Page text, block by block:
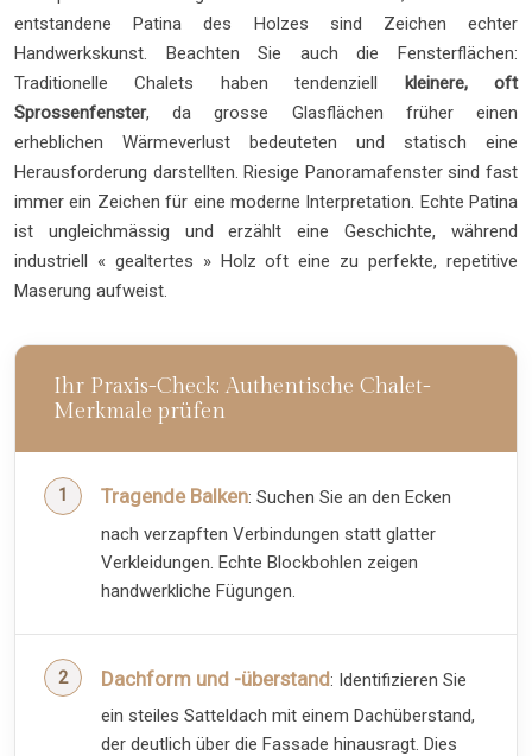
entstandene Patina des Holzes sind Zeichen echter
Handwerkskunst. Beachten Sie auch die Fensterflächen:
Traditionelle Chalets haben tendenziell kleinere, oft
Sprossenfenster, da grosse Glasflächen früher einen
erheblichen Wärmeverlust bedeuteten und statisch eine
Herausforderung darstellten. Riesige Panoramafenster sind fast
immer ein Zeichen für eine moderne Interpretation. Echte Patina
ist ungleichmässig und erzählt eine Geschichte, während
industriell « gealtertes » Holz oft eine zu perfekte, repetitive
Maserung aufweist.
Ihr Praxis-Check: Authentische Chalet-
Merkmale prüfen
Tragende Balken: Suchen Sie an den Ecken
nach verzapften Verbindungen statt glatter
Verkleidungen. Echte Blockbohlen zeigen
handwerkliche Fügungen.
Dachform und -überstand: Identifizieren Sie
ein steiles Satteldach mit einem Dachüberstand,
der deutlich über die Fassade hinausragt. Dies